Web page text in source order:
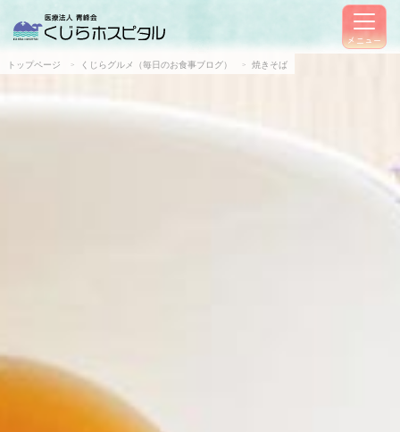
メニュー
トップページ くじらグルメ（毎日のお食事ブログ） 焼きそば